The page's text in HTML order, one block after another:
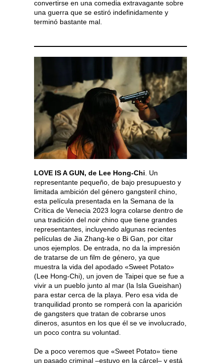
convertirse en una comedia extravagante sobre
una guerra que se estiró indefinidamente y
terminó bastante mal.
LOVE IS A GUN, de Lee Hong-Chi. Un
representante pequeño, de bajo presupuesto y
limitada ambición del género gangsteril chino,
esta película presentada en la Semana de la
Crítica de Venecia 2023 logra colarse dentro de
una tradición del noir chino que tiene grandes
representantes, incluyendo algunas recientes
películas de Jia Zhang-ke o Bi Gan, por citar
unos ejemplos. De entrada, no da la impresión
de tratarse de un film de género, ya que
muestra la vida del apodado «Sweet Potato»
(Lee Hong-Chi), un joven de Taipei que se fue a
vivir a un pueblo junto al mar (la Isla Gueishan)
para estar cerca de la playa. Pero esa vida de
tranquilidad pronto se romperá con la aparición
de gangsters que tratan de cobrarse unos
dineros, asuntos en los que él se ve involucrado,
un poco contra su voluntad.
De a poco veremos que «Sweet Potato» tiene
un pasado criminal –estuvo en la cárcel– y está